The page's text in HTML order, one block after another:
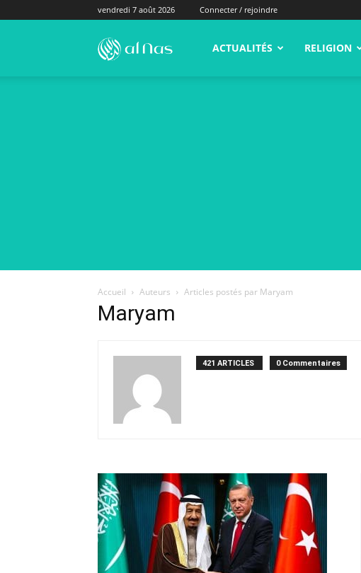
vendredi 7 août 2026 Connecter / rejoindre
alNas.fr ACTUALITÉS RELIGION
Accueil Auteurs Articles postés par Maryam
Maryam
421 ARTICLES 0 Commentaires